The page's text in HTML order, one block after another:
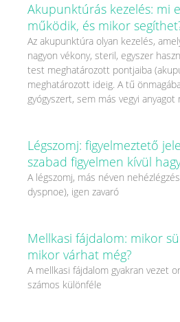
Akupunktúrás kezelés: mi
működik, és mikor
Az akupunktúra olyan kezelés,
nagyon vékony, steril, egyszer
test meghatározott pontjaiba
meghatározott ideig. A tű
gyógyszert, sem más vegyi anyagot
Légszomj: figyelmeztető
szabad figyelmen kívül
A légszomj, más néven
dyspnoe), igen zavaró
Mellkasi fájdalom: mikor
mikor várhat még?
A mellkasi fájdalom gyakran vezet
számos különféle